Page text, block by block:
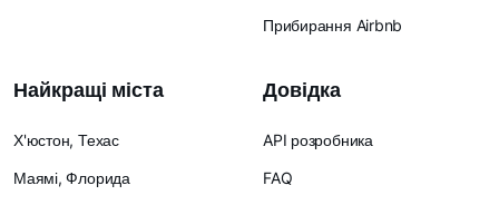
Прибирання Airbnb
Найкращі міста
Х'юстон, Техас
Маямі, Флорида
Довідка
API розробника
FAQ